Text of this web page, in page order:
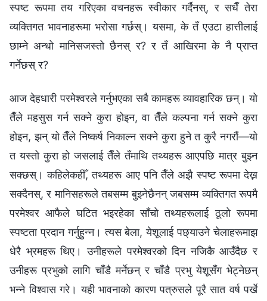
स्पष्ट रूपमा तय गरिएका वचनहरू स्वीकार गर्दैनस्, र सधैँ तेरा
व्यक्तिगत भावनाहरूमा भरोसा गर्छस्। यसमा, के तँ एउटा हात्तीलाई
छाम्ने अन्धो मानिसजस्तो छैनस् र? र तँ आखिरमा के नै प्राप्त
गर्नेछस् र?
आज देहधारी परमेश्‍वरले गर्नुभएका सबै कामहरू व्यावहारिक छन्। यो
तैँले महसुस गर्न सक्ने कुरा होइन, वा तैँले कल्पना गर्न सक्ने कुरा
होइन, झन् यो तैँले निष्कर्ष निकाल्न सक्ने कुरा हुने त कुरै नगरौं—यो
त यस्तो कुरा हो जसलाई तैँले तँमाथि तथ्यहरू आएपछि मात्र बुझ्न
सक्छस्। कहिलेकहीँ, तथ्यहरू आए पनि तैँले अझै स्पष्ट रूपमा देख्न
सक्दैनस्, र मानिसहरूले तबसम्म बुझ्नेछैनन् जबसम्म व्यक्तिगत रूपमै
परमेश्‍वर आफैले घटित भइरहेका साँचो तथ्यहरूलाई ठूलो रूपमा
स्पष्टता प्रदान गर्नुहुन्न। त्यस बेला, येशूलाई पछ्याउने चेलाहरूमाझ
धेरै भ्रमहरू थिए। उनीहरूले परमेश्‍वरको दिन नजिकै आउँदैछ र
उनीहरू प्रभुको लागि चाँडै मर्नेछन् र चाँडै प्रभु येशूसँग भेट्नेछन्
भन्‍ने विश्‍वास गरे। यही भावनाको कारण पत्रुसले पूरै सात वर्ष पर्खे